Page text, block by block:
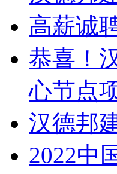
高薪诚
恭喜！
心节点
汉德邦
2022中